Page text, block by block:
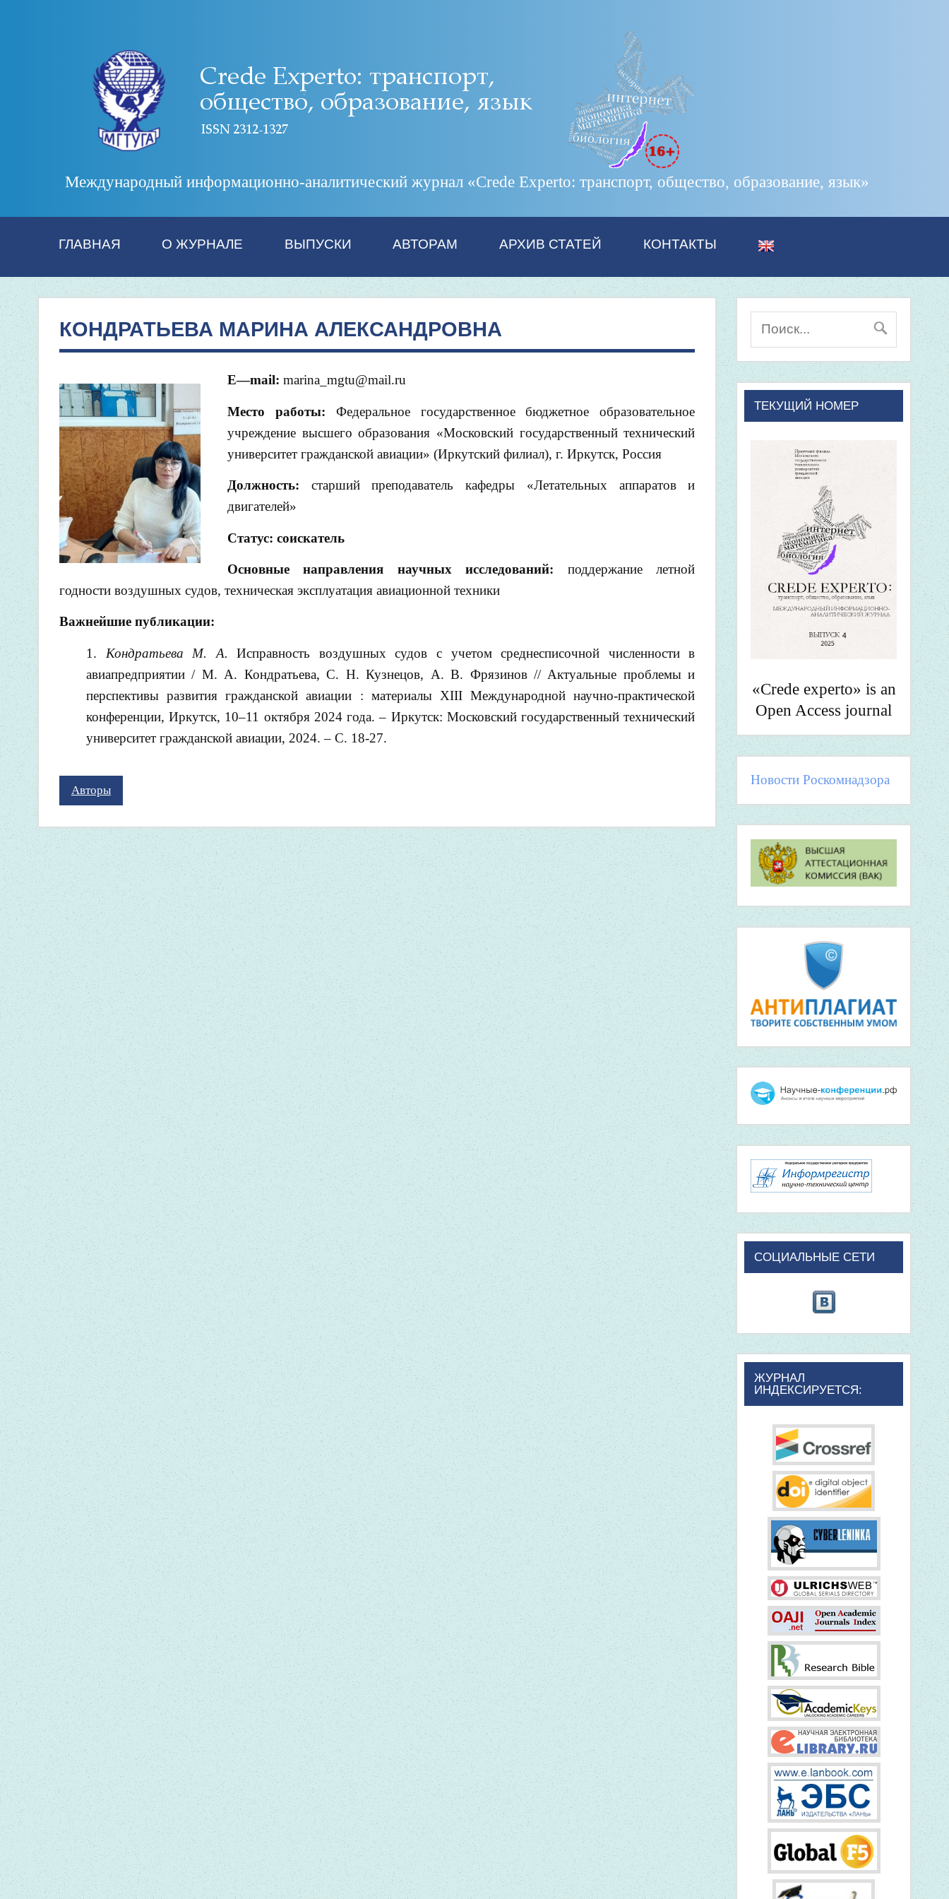
Международный информационно-аналитический журнал «Crede Experto: транспорт, общество, образование, язык»
ГЛАВНАЯ О ЖУРНАЛЕ ВЫПУСКИ АВТОРАМ АРХИВ СТАТЕЙ КОНТАКТЫ
КОНДРАТЬЕВА МАРИНА АЛЕКСАНДРОВНА
E—mail: marina_mgtu@mail.ru
Место работы: Федеральное государственное бюджетное образовательное
учреждение высшего образования «Московский государственный технический
университет гражданской авиации» (Иркутский филиал), г. Иркутск, Россия
Должность: старший преподаватель кафедры «Летательных аппаратов и
двигателей»
Статус: соискатель
Основные направления научных исследований: поддержание летной
годности воздушных судов, техническая эксплуатация авиационной техники
Важнейшие публикации:
Кондратьева М. А.Исправность воздушных судов с учетом среднесписочной численности в
авиапредприятии / М. А. Кондратьева, С. Н. Кузнецов, А. В. Фрязинов // Актуальные проблемы и
перспективы развития гражданской авиации : материалы XIII Международной научно-практической
конференции, Иркутск, 10–11 октября 2024 года. – Иркутск: Московский государственный технический
университет гражданской авиации, 2024. – С. 18-27.
Авторы
ТЕКУЩИЙ НОМЕР
«Crede experto» is an
Open Access journal
Новости Роскомнадзора
СОЦИАЛЬНЫЕ СЕТИ
ЖУРНАЛ
ИНДЕКСИРУЕТСЯ: